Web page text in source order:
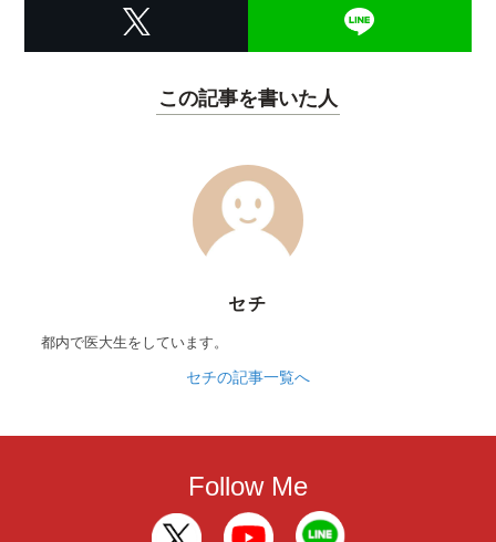
この記事を書いた人
セチ
都内で医大生をしています。
セチの記事一覧へ
Follow Me